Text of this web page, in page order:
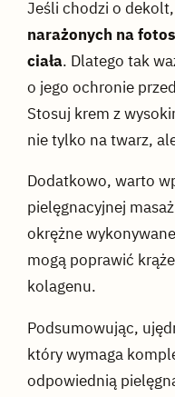
Jeśli chodzi o
narażonych na
ciała. Dlatego tak
o jego ochronie
Stosuj krem z
nie tylko na twarz,
Dodatkowo, warto
pielęgnacyjnej
okrężne
mogą poprawić
kolagenu.
Podsumowując,
który wymaga
odpowiednią